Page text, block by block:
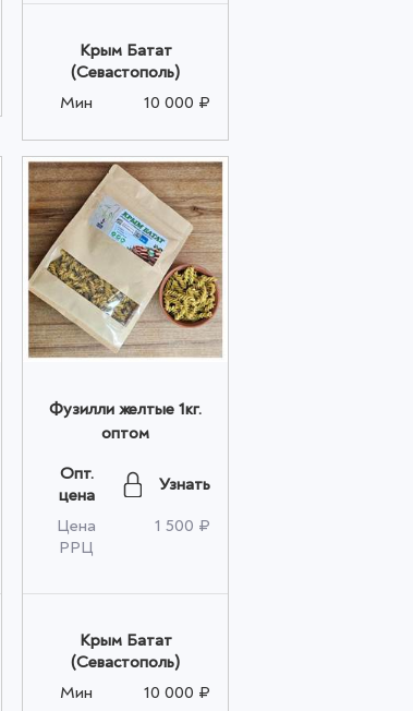
Крым Батат
(Севастополь)
Мин
10 000 ₽
Фузилли желтые 1кг.
оптом
Опт.
цена
Узнать
Цена
РРЦ
1 500 ₽
Крым Батат
(Севастополь)
Мин
10 000 ₽